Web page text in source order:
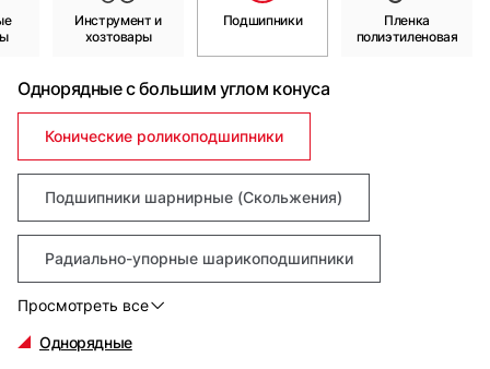
Инструмент и
хозтовары
Подшипники
Пленка
полиэтиленовая
Однорядные с большим углом конуса
Конические роликоподшипники
Подшипники шарнирные (Скольжения)
Радиально-упорные шарикоподшипники
Просмотреть все
Однорядные